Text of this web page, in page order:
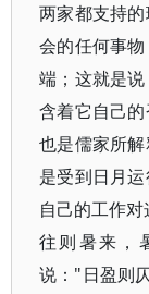
两家都支持
会的任何事
端；这就是
含着它自己
也是儒家所
是受到日月
自己的工作
往则暑来，
说："日盈则